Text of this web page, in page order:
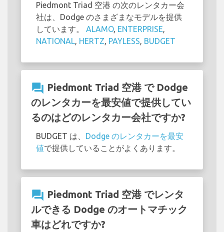
Piedmont Triad 空港 の次のレンタカー会
社は、Dodge のさまざまなモデルを提供
しています。 ALAMO, ENTERPRISE,
NATIONAL, HERTZ, PAYLESS, BUDGET
question_answer Piedmont Triad 空港 で Dodge
のレンタカーを最安値で提供してい
るのはどのレンタカー会社ですか?
BUDGET は、 Dodge のレンタカーを最安
値で提供していることがよくあります。
question_answer Piedmont Triad 空港 でレンタ
ルできる Dodge のオートマチック
車はどれですか?